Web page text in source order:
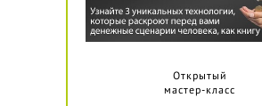
Открытый
мастер-класс